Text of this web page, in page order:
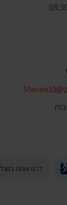
דרגו אותנו בגוגל